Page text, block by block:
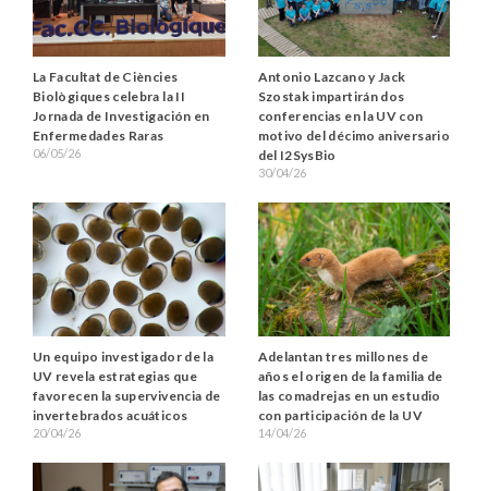
La Facultat de Ciències
Biològiques celebra la II
Jornada de Investigación en
Enfermedades Raras
06/05/26
Antonio Lazcano y Jack
Szostak impartirán dos
conferencias en la UV con
motivo del décimo aniversario
del I2SysBio
30/04/26
Un equipo investigador de la
UV revela estrategias que
favorecen la supervivencia de
invertebrados acuáticos
20/04/26
Adelantan tres millones de
años el origen de la familia de
las comadrejas en un estudio
con participación de la UV
14/04/26